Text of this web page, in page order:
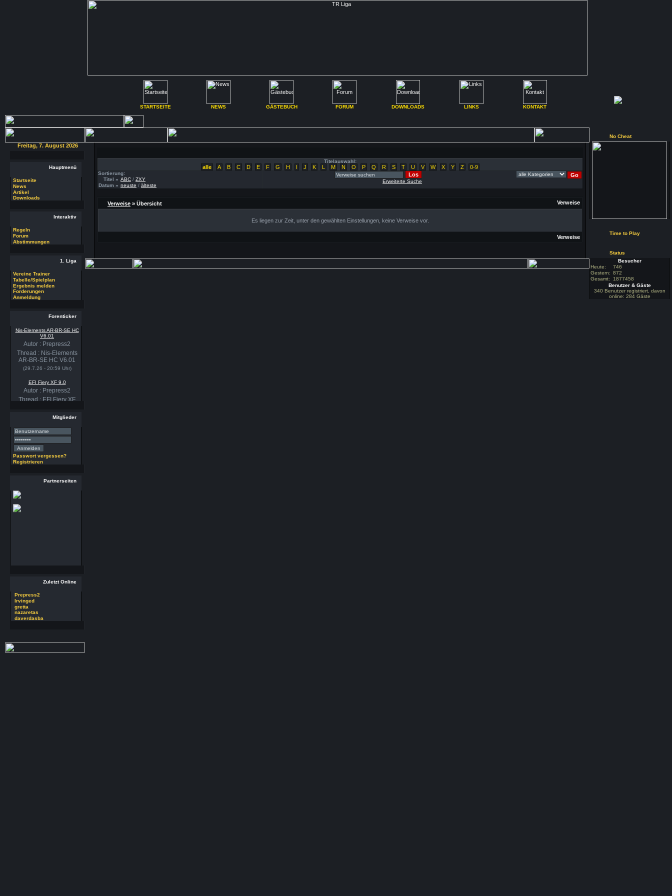
STARTSEITE NEWS GÄSTEBUCH FORUM DOWNLOADS LINKS KONTAKT
Freitag, 7. August 2026
Hauptmenü
Startseite
News
Artikel
Downloads
Interaktiv
Regeln
Forum
Abstimmungen
1. Liga
Vereine Trainer
Tabelle/Spielplan
Ergebnis melden
Forderungen
Anmeldung
Forenticker
V6.01
Autor : Prepress2
Thread : Nis-Elements
AR-BR-SE HC V6.01
Autor : Prepress2
Thread : EFI Fiery XF
9.0
Autor : Prepress2
Thread : PSSE 36.3.1
(29.7.26 - 20:58 Uhr)
29 RSoft v2025
Thread : 29 RSoft
Mitglieder
Passwort vergessen?
Registrieren
Partnerseiten
Zuletzt Online
Prepress2
Irvinged
gretta
nazaretas
daverdasba
Titelauswahl:
alle A B C D E F G H I J K L M N O P Q R S T U V W X Y Z 0-9
Sortierung:
Titel » ABC / ZXY
Datum » neuste / älteste
Erweiterte Suche
Verweise » Übersicht Verweise
Es liegen zur Zeit, unter den gewählten Einstellungen, keine Verweise vor.
Verweise
No Cheat
Time to Play
Status
Besucher
Heute:
746
Gestern: 872
Gesamt:
1877458
Benutzer & Gäste
340 Benutzer registriert, davon
online: 284 Gäste